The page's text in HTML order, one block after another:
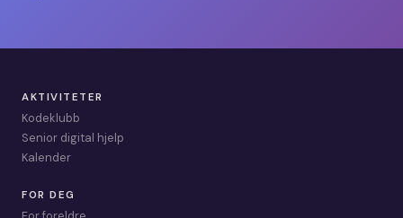
AKTIVITETER
Kodeklubb
Senior digital hjelp
Kalender
FOR DEG